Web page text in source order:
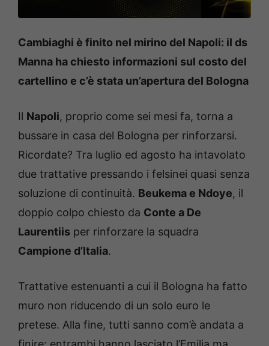
Cambiaghi è finito nel mirino del Napoli: il ds
Manna ha chiesto informazioni sul costo del
cartellino e c’è stata un’apertura del Bologna
Il Napoli, proprio come sei mesi fa, torna a
bussare in casa del Bologna per rinforzarsi.
Ricordate? Tra luglio ed agosto ha intavolato
due trattative pressando i felsinei quasi senza
soluzione di continuità. Beukema e Ndoye, il
doppio colpo chiesto da Conte a De
Laurentiis per rinforzare la squadra
Campione d’Italia.
Trattative estenuanti a cui il Bologna ha fatto
muro non riducendo di un solo euro le
pretese. Alla fine, tutti sanno com’è andata a